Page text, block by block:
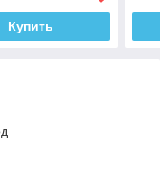
Купить